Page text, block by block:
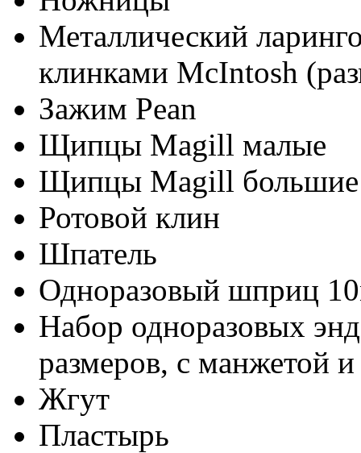
Металлический
клинками McIntosh
Зажим Pean
Щипцы Magill малые
Щипцы Magill большие
Ротовой клин
Шпатель
Одноразовый шприц
Набор одноразовых
размеров, с манжетой и
Жгут
Пластырь